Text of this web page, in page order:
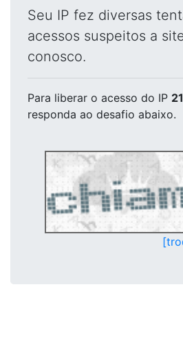
Seu IP fez diversas
acessos suspeitos a
conosco.
Para liberar o acesso do IP
responda ao desafio abaixo.